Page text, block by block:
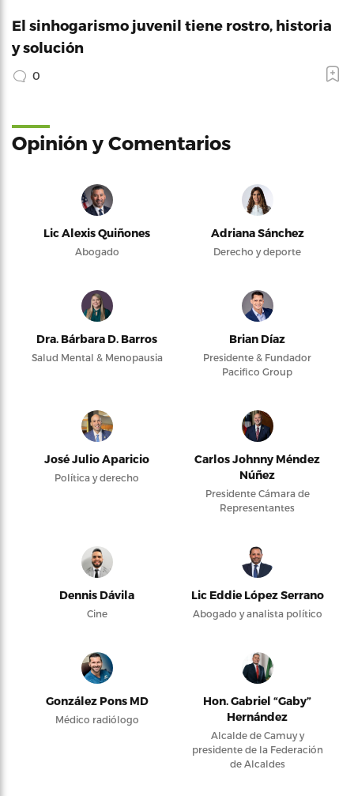
El sinhogarismo juvenil tiene rostro, historia
y solución
0
Opinión y Comentarios
Lic Alexis Quiñones
Abogado
Adriana Sánchez
Derecho y deporte
Dra. Bárbara D. Barros
Salud Mental & Menopausia
Brian Díaz
Presidente & Fundador
Pacifico Group
José Julio Aparicio
Política y derecho
Carlos Johnny Méndez
Núñez
Presidente Cámara de
Representantes
Dennis Dávila
Cine
Lic Eddie López Serrano
Abogado y analista político
González Pons MD
Médico radiólogo
Hon. Gabriel “Gaby”
Hernández
Alcalde de Camuy y
presidente de la Federación
de Alcaldes